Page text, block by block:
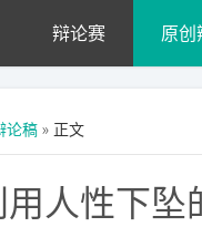
辩论赛 原创
论稿 » 正文
人性下